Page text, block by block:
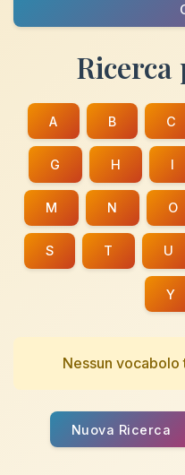
Ricerca
A B C
G H I
M N O
S T U
Y
Nessun
Nuova Ricerca